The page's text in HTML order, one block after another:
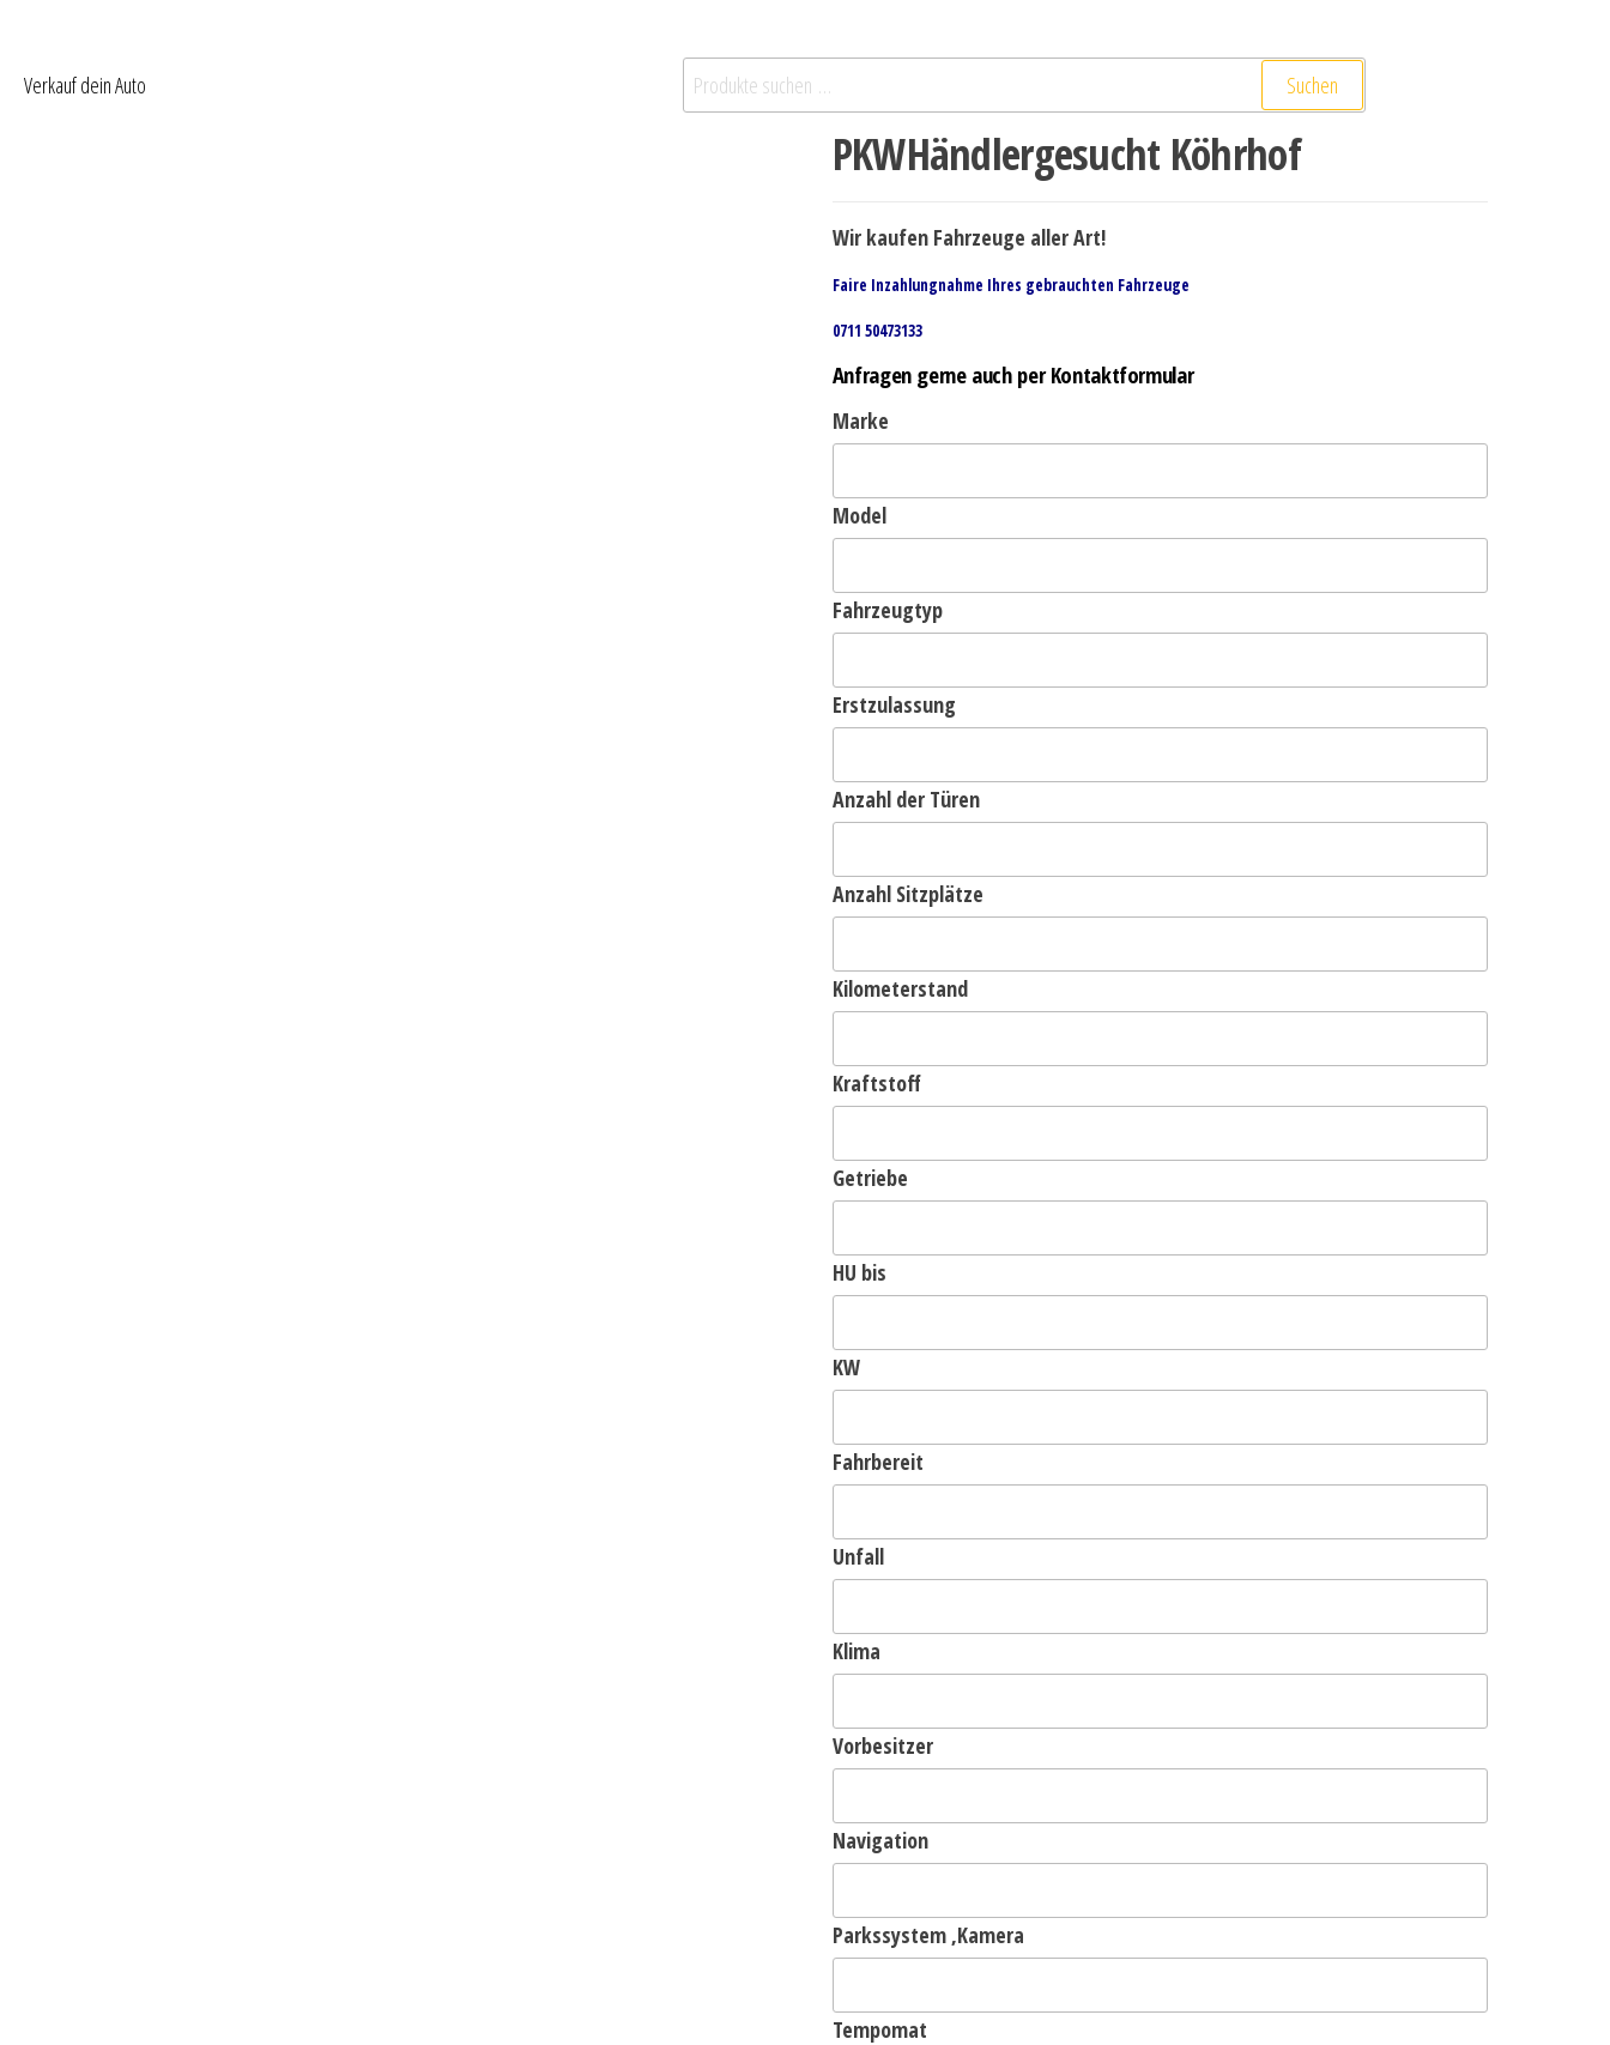
Verkauf dein Auto Suchen
PKWHändlergesucht Köhrhof
Wir kaufen Fahrzeuge aller Art!
Faire Inzahlungnahme Ihres gebrauchten Fahrzeuge
0711 50473133
Anfragen gerne auch per Kontaktformular
Marke
Model
Fahrzeugtyp
Erstzulassung
Anzahl der Türen
Anzahl Sitzplätze
Kilometerstand
Kraftstoff
Getriebe
HU bis
KW
Fahrbereit
Unfall
Klima
Vorbesitzer
Navigation
Parkssystem ,Kamera
Tempomat